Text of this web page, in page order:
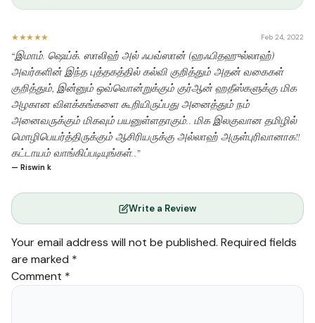
★★★★★ Feb 24, 2022
“இமாம். ஷெய்க். ஸாலிஹ் அல் ஃபவ்ஸான் (ஹஃபிதஹுல்லாஹ்)
அவர்களின் இந்த புத்தகத்தில் கல்வி குறித்தும் அதன் வகைகள்
குறித்தும், இன்னும் ஒவ்வொன்றுக்கும் குர்ஆன் ஹதீஸ்களுக்கு மிக
அழகான விளக்கங்களை கூறியிருப்பது அனைத்தும் நம்
அனைவருக்கும் மிகவும் பயனுள்ளதாகும்.. மிக இலகுவான தமிழில்
மொழிபெயர்த்திருக்கும் ஆசிரியருக்கு அல்லாஹ் அருள்புரிவானாக!!
கட்டாயம் வாங்கிப்படியுங்கள்..”
— Riswin k
Write a Review
Your email address will not be published. Required fields
are marked *
Comment *